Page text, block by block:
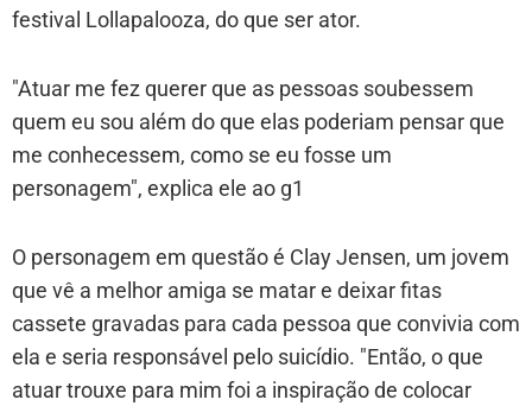
festival Lollapalooza, do que ser ator.
"Atuar me fez querer que as pessoas soubessem
quem eu sou além do que elas poderiam pensar que
me conhecessem, como se eu fosse um
personagem", explica ele ao g1
O personagem em questão é Clay Jensen, um jovem
que vê a melhor amiga se matar e deixar fitas
cassete gravadas para cada pessoa que convivia com
ela e seria responsável pelo suicídio. "Então, o que
atuar trouxe para mim foi a inspiração de colocar